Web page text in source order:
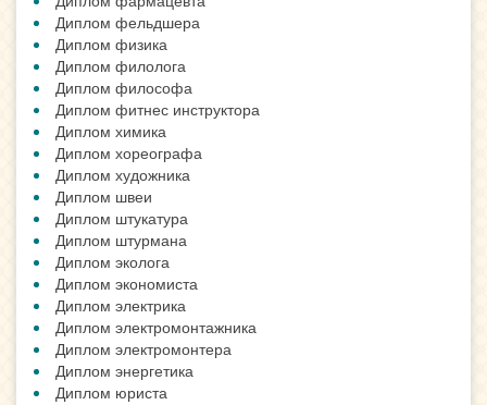
Диплом фельдшера
Диплом физика
Диплом филолога
Диплом философа
Диплом фитнес инструктора
Диплом химика
Диплом хореографа
Диплом художника
Диплом швеи
Диплом штукатура
Диплом штурмана
Диплом эколога
Диплом экономиста
Диплом электрика
Диплом электромонтажника
Диплом электромонтера
Диплом энергетика
Диплом юриста